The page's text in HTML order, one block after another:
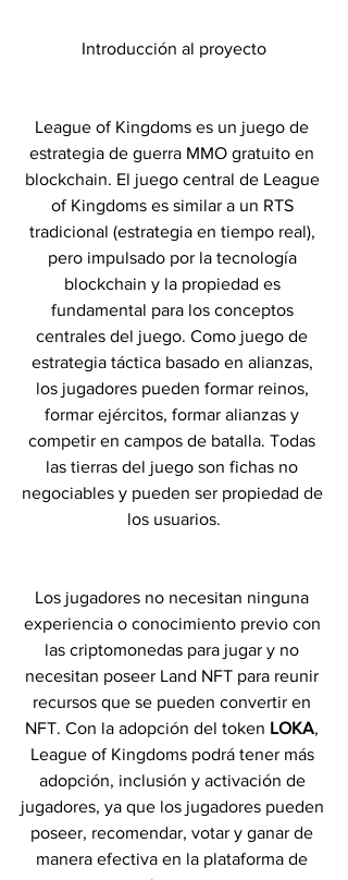
Introducción al proyecto
League of Kingdoms es un juego de
estrategia de guerra MMO gratuito en
blockchain. El juego central de League
of Kingdoms es similar a un RTS
tradicional (estrategia en tiempo real),
pero impulsado por la tecnología
blockchain y la propiedad es
fundamental para los conceptos
centrales del juego. Como juego de
estrategia táctica basado en alianzas,
los jugadores pueden formar reinos,
formar ejércitos, formar alianzas y
competir en campos de batalla. Todas
las tierras del juego son fichas no
negociables y pueden ser propiedad de
los usuarios.
Los jugadores no necesitan ninguna
experiencia o conocimiento previo con
las criptomonedas para jugar y no
necesitan poseer Land NFT para reunir
recursos que se pueden convertir en
NFT. Con la adopción del token LOKA,
League of Kingdoms podrá tener más
adopción, inclusión y activación de
jugadores, ya que los jugadores pueden
poseer, recomendar, votar y ganar de
manera efectiva en la plataforma de